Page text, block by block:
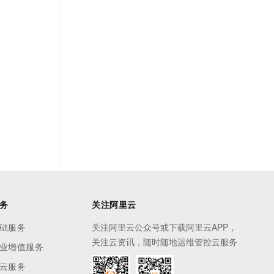
服务
增值服务
服务
关注阿里云
关注阿里云公众号或下载阿里云APP，
关注云资讯，随时随地运维管控云服务